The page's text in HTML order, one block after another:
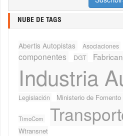
NUBE DE TAGS
Abertis Autopistas Asociaciones
componentes DGT
Industria
Legislación
Ministerio de Fomento
TimoCom
Wtransnet